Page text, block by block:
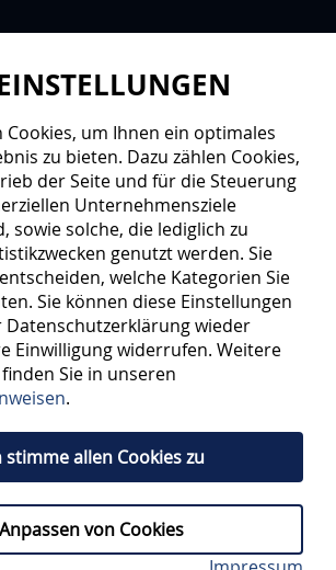
startet der ERC zuhause in die
um Ihnen ein optimales
zu bieten. Dazu zählen Cookies,
der Seite und für die Steuerung
Unternehmensziele
sowie solche, die lediglich zu
genutzt werden. Sie
welche Kategorien Sie
Sie können diese Einstellungen
Datenschutzerklärung wieder
Einwilligung widerrufen. Weitere
Sie in unseren
.
stimme allen Cookies zu
Anpassen von Cookies